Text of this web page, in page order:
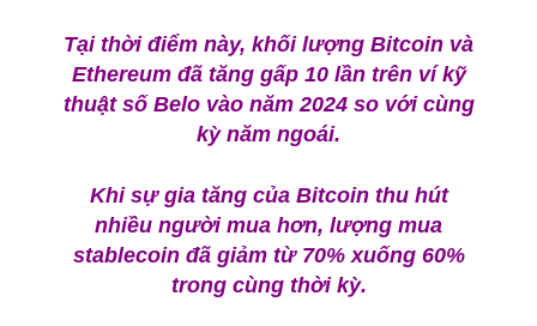
Tại thời điểm này, khối lượng Bitcoin và
Ethereum đã tăng gấp 10 lần trên ví kỹ
thuật số Belo vào năm 2024 so với cùng
kỳ năm ngoái.
Khi sự gia tăng của Bitcoin thu hút
nhiều người mua hơn, lượng mua
stablecoin đã giảm từ 70% xuống 60%
trong cùng thời kỳ.